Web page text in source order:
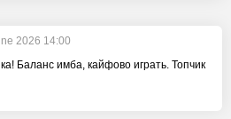
2026 14:00
Баланс имба, кайфово играть. Топчик